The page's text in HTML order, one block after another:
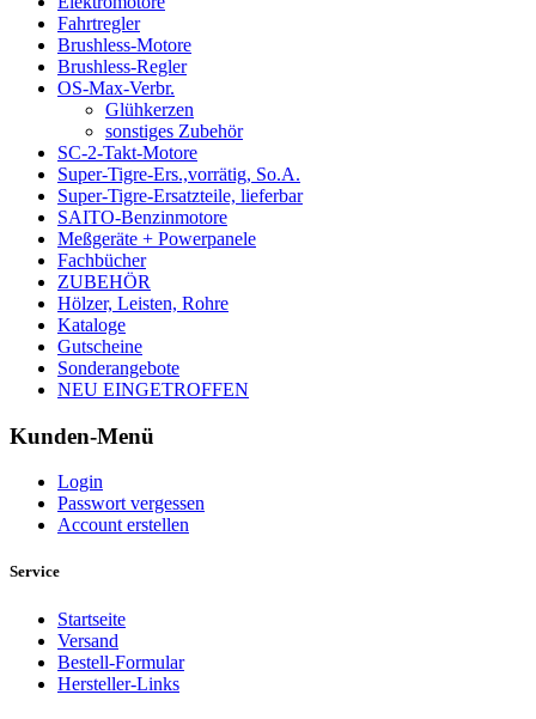
Fahrtregler
Brushless-Motore
Brushless-Regler
OS-Max-Verbr.
Glühkerzen
sonstiges Zubehör
SC-2-Takt-Motore
Super-Tigre-Ers.,vorrätig, So.A.
Super-Tigre-Ersatzteile, lieferbar
SAITO-Benzinmotore
Meßgeräte + Powerpanele
Fachbücher
ZUBEHÖR
Hölzer, Leisten, Rohre
Kataloge
Gutscheine
Sonderangebote
NEU EINGETROFFEN
Kunden-Menü
Login
Passwort vergessen
Account erstellen
Service
Startseite
Versand
Bestell-Formular
Hersteller-Links